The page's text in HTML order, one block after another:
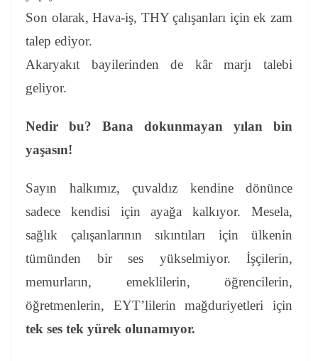
Son olarak, Hava-iş, THY çalışanları için ek zam
talep ediyor.
Akaryakıt bayilerinden de kâr marjı talebi
geliyor.
Nedir bu? Bana dokunmayan yılan bin
yaşasın!
Sayın halkımız, çuvaldız kendine dönünce
sadece kendisi için ayağa kalkıyor. Mesela,
sağlık çalışanlarının sıkıntıları için ülkenin
tümünden bir ses yükselmiyor. İşçilerin,
memurların, emeklilerin, öğrencilerin,
öğretmenlerin, EYT’lilerin mağduriyetleri için
tek ses tek yürek olunamıyor.